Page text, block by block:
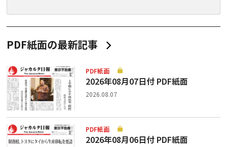
PDF紙面の最新記事
PDF紙面
2026年08月07日付 PDF紙面
2026.08.07
PDF紙面
2026年08月06日付 PDF紙面